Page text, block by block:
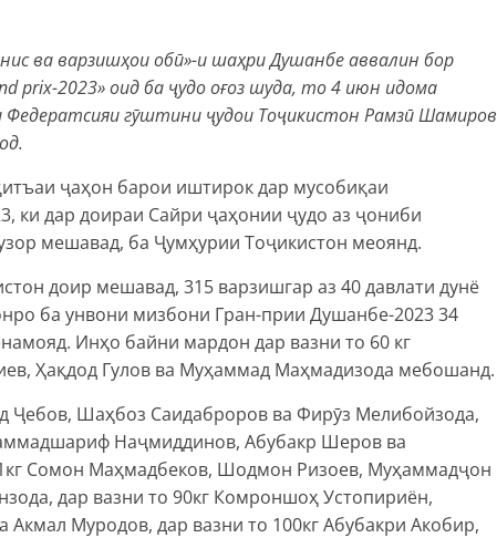
ва варзишҳои обӣ»-и шаҳри Душанбе аввалин бор
prix-2023» оид ба ҷудо оғоз шуда, то 4 июн идома
Федератсияи гӯштини ҷудои Тоҷикистон Рамзӣ Шамиров
ҷаҳон барои иштирок дар мусобиқаи
ки дар доираи Сайри ҷаҳонии ҷудо аз ҷониби
мешавад, ба Ҷумҳурии Тоҷикистон меоянд.
доир мешавад, 315 варзишгар аз 40 давлати дунё
ба унвони мизбони Гран-прии Душанбе-2023 34
Инҳо байни мардон дар вазни то 60 кг
Ҳақдод Гулов ва Муҳаммад Маҳмадизода мебошанд.
Ҷебов, Шаҳбоз Саидаброров ва Фирӯз Мелибойзода,
Наҷмиддинов, Абубакр Шеров ва
Сомон Маҳмадбеков, Шодмон Ризоев, Муҳаммадҷон
дар вазни то 90кг Комроншоҳ Устопириён,
Муродов, дар вазни то 100кг Абубакри Акобир,